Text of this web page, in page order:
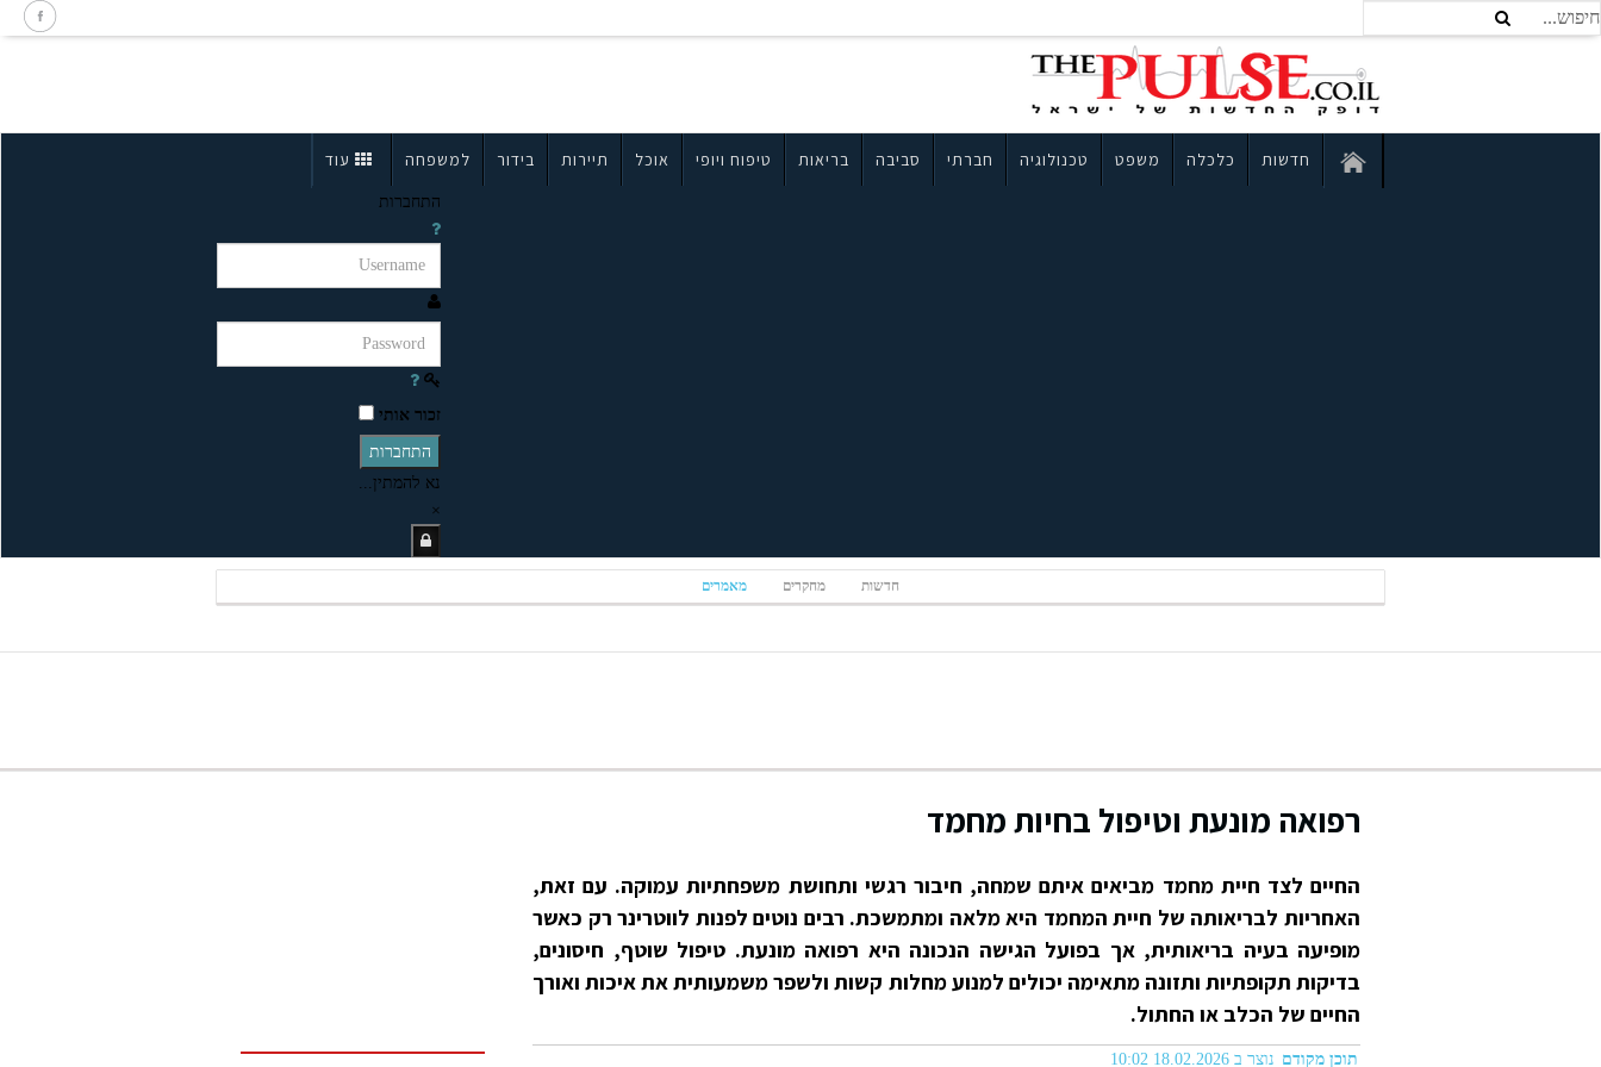
חדשות כלכלה משפט טכנולוגיה חברתי סביבה בריאות טיפוח ויופי אוכל תיירות בידור למשפחה עוד
התחברות
זכור אותי
התחברות
נא להמתין...
×
חדשות מחקרים מאמרים
רפואה מונעת וטיפול בחיות מחמד
החיים לצד חיית מחמד מביאים איתם שמחה, חיבור רגשי ותחושת משפחתיות עמוקה. עם זאת,
האחריות לבריאותה של חיית המחמד היא מלאה ומתמשכת. רבים נוטים לפנות לווטרינר רק כאשר
מופיעה בעיה בריאותית, אך בפועל הגישה הנכונה היא רפואה מונעת. טיפול שוטף, חיסונים,
בדיקות תקופתיות ותזונה מתאימה יכולים למנוע מחלות קשות ולשפר משמעותית את איכות ואורך
החיים של הכלב או החתול.
תוכן מקודם נוצר ב 18.02.2026 10:02